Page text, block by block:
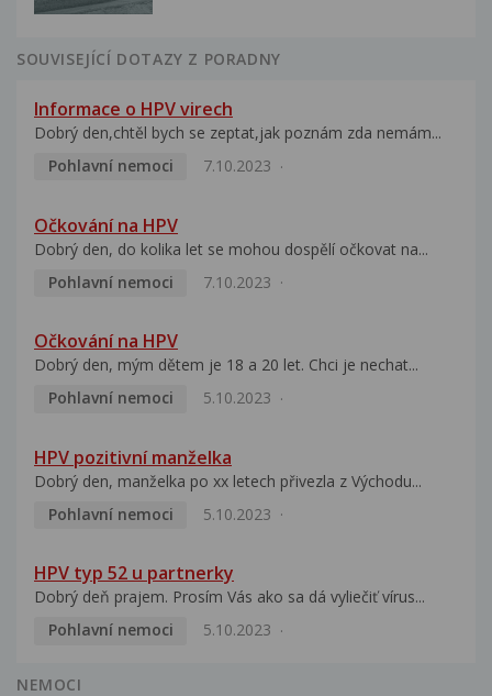
SOUVISEJÍCÍ DOTAZY Z PORADNY
Informace o HPV virech
Dobrý den,chtěl bych se zeptat,jak poznám zda nemám...
Pohlavní nemoci
7.10.2023
Očkování na HPV
Dobrý den, do kolika let se mohou dospělí očkovat na...
Pohlavní nemoci
7.10.2023
Očkování na HPV
Dobrý den, mým dětem je 18 a 20 let. Chci je nechat...
Pohlavní nemoci
5.10.2023
HPV pozitivní manželka
Dobrý den, manželka po xx letech přivezla z Východu...
Pohlavní nemoci
5.10.2023
HPV typ 52 u partnerky
Dobrý deň prajem. Prosím Vás ako sa dá vyliečiť vírus...
Pohlavní nemoci
5.10.2023
NEMOCI